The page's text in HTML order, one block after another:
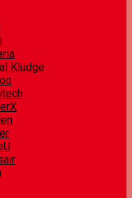
Kludge